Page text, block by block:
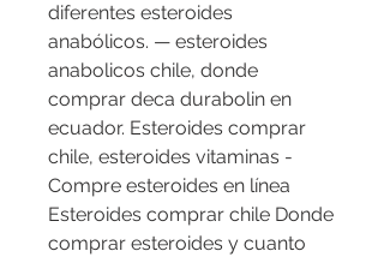
diferentes esteroides
anabólicos. — esteroides
anabolicos chile, donde
comprar deca durabolin en
ecuador. Esteroides comprar
chile, esteroides vitaminas -
Compre esteroides en línea
Esteroides comprar chile Donde
comprar esteroides y cuanto